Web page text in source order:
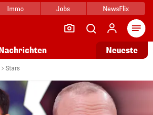
Immo Jobs NewsFlix
Neueste
Stars